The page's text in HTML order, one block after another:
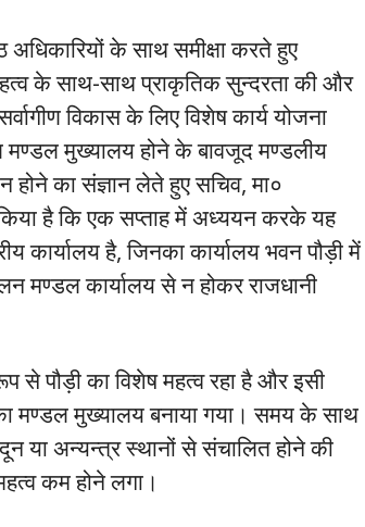
अधिकारियों के साथ समीक्षा करते हुए
महत्व के साथ-साथ प्राकृतिक सुन्दरता की और
विकास के लिए विशेष कार्य योजना
मण्डल मुख्यालय होने के बावजूद मण्डलीय
होने का संज्ञान लेते हुए सचिव, मा०
है कि एक सप्ताह में अध्ययन करके यह
कार्यालय है, जिनका कार्यालय भवन पौड़ी में
मण्डल कार्यालय से न होकर राजधानी
से पौड़ी का विशेष महत्व रहा है और इसी
मण्डल मुख्यालय बनाया गया। समय के साथ
या अन्यन्त्र स्थानों से संचालित होने की
कम होने लगा।